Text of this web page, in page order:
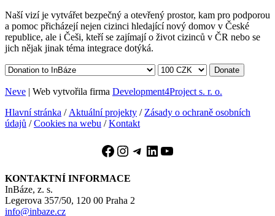
Naší vizí je vytvářet bezpečný a otevřený prostor, kam pro podporou
a pomoc přicházejí nejen cizinci hledající nový domov v České
republice, ale i Češi, kteří se zajímají o život cizinců v ČR nebo se
jich nějak jinak téma integrace dotýká.
Donate
Neve | Web vytvořila firma Development4Project s. r. o.
Hlavní stránka / Aktuální projekty / Zásady o ochraně osobních
údajů /Cookies na webu /Kontakt
Facebook
Instagram
Telegram
LinkedIn
YouTube
KONTAKTNÍ INFORMACE
InBáze, z. s.
Legerova 357/50, 120 00 Praha 2
info@inbaze.cz